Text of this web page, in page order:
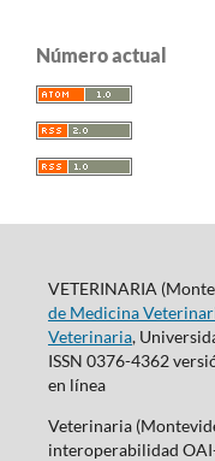
Número actual
VETERINARIA
de Medicina
Veterinaria,
ISSN 0376-4362
en línea
Veterinaria
interoperabilidad